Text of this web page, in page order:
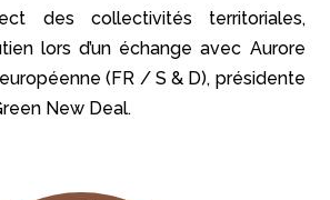
des collectivités territoriales,
lors d’un échange avec Aurore
(FR / S & D), présidente
New Deal.